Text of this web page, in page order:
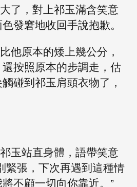
了，對上祁玉滿含笑意
發窘地收回手說抱歉。
他原本的矮上幾公分，
按照原本的步調走，估
碰到祁玉肩頭衣物了，
玉站直身體，語帶笑意
緊張，下次再遇到這種情
不顧一切向你靠近。”